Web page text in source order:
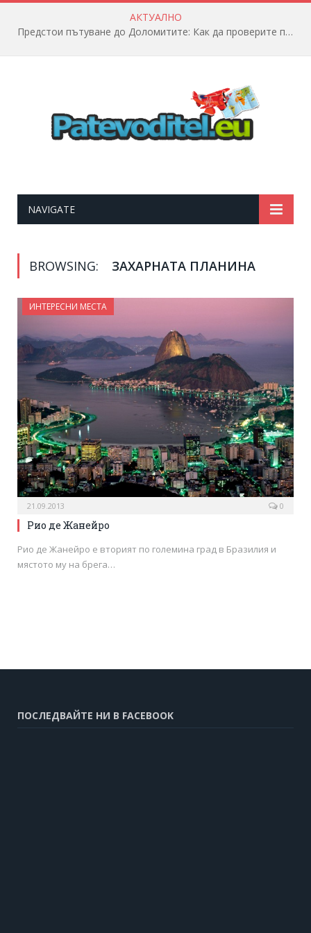
АКТУАЛНО
Предстои пътуване до Доломитите: Как да проверите полетната информация?
NAVIGATE
BROWSING: ЗАХАРНАТА ПЛАНИНА
ИНТЕРЕСНИ МЕСТА
21.09.2013 0
Рио де Жанейро
Рио де Жанейро е вторият по големина град в Бразилия и
мястото му на брега…
ПОСЛЕДВАЙТЕ НИ В FACEBOOK